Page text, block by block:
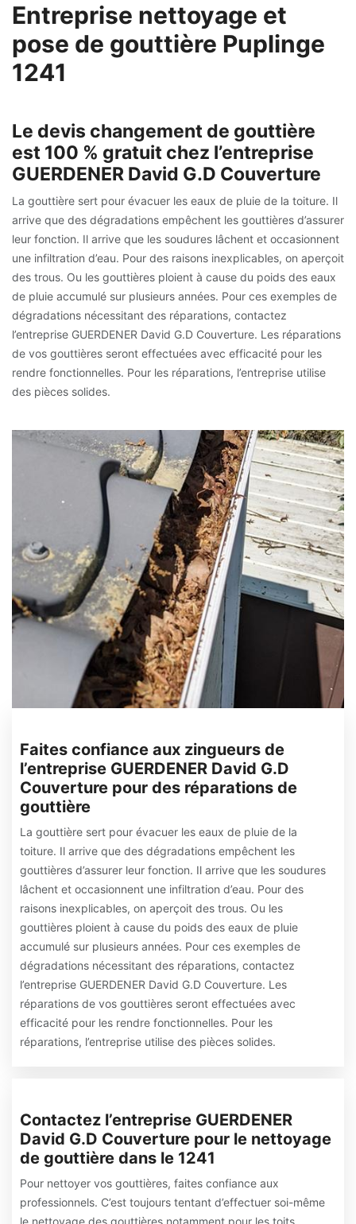
Entreprise nettoyage et
pose de gouttière Puplinge
1241
Le devis changement de gouttière
est 100 % gratuit chez l’entreprise
GUERDENER David G.D Couverture
La gouttière sert pour évacuer les eaux de pluie de la toiture. Il
arrive que des dégradations empêchent les gouttières d’assurer
leur fonction. Il arrive que les soudures lâchent et occasionnent
une infiltration d’eau. Pour des raisons inexplicables, on aperçoit
des trous. Ou les gouttières ploient à cause du poids des eaux
de pluie accumulé sur plusieurs années. Pour ces exemples de
dégradations nécessitant des réparations, contactez
l’entreprise GUERDENER David G.D Couverture. Les réparations
de vos gouttières seront effectuées avec efficacité pour les
rendre fonctionnelles. Pour les réparations, l’entreprise utilise
des pièces solides.
Faites confiance aux zingueurs de
l’entreprise GUERDENER David G.D
Couverture pour des réparations de
gouttière
La gouttière sert pour évacuer les eaux de pluie de la
toiture. Il arrive que des dégradations empêchent les
gouttières d’assurer leur fonction. Il arrive que les soudures
lâchent et occasionnent une infiltration d’eau. Pour des
raisons inexplicables, on aperçoit des trous. Ou les
gouttières ploient à cause du poids des eaux de pluie
accumulé sur plusieurs années. Pour ces exemples de
dégradations nécessitant des réparations, contactez
l’entreprise GUERDENER David G.D Couverture. Les
réparations de vos gouttières seront effectuées avec
efficacité pour les rendre fonctionnelles. Pour les
réparations, l’entreprise utilise des pièces solides.
Contactez l’entreprise GUERDENER
David G.D Couverture pour le nettoyage
de gouttière dans le 1241
Pour nettoyer vos gouttières, faites confiance aux
professionnels. C’est toujours tentant d’effectuer soi-même
le nettoyage des gouttières notamment pour les toits